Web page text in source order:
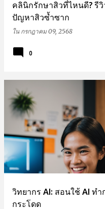
คลินิกรักษาสิวที่ไหนดี? รี
ปัญหาสิวซ้ำซาก
ใน กรกฎาคม 09, 2568
0
วิทยากร AI: สอนใช้ AI ท
กระโดด